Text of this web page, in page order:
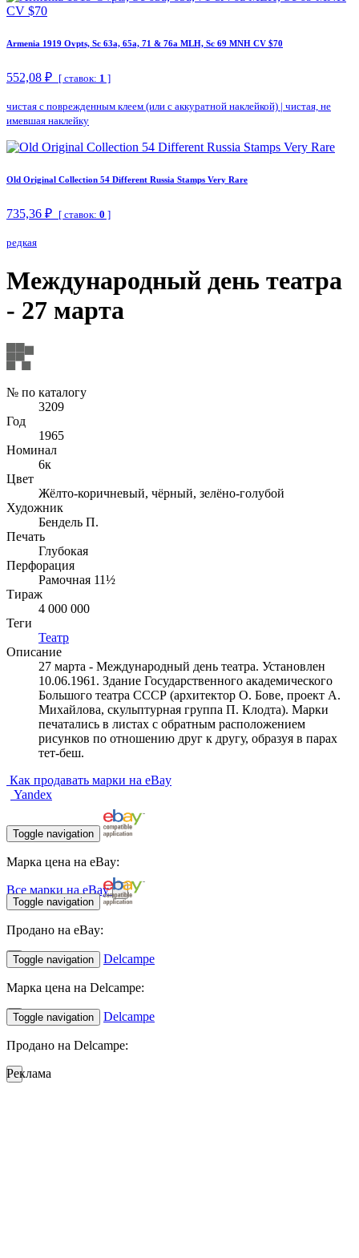
Armenia 1919 Ovpts, Sc 63a, 65a, 71 & 76a MLH, Sc 69 MNH CV $70
552,08 ₽ [ ставок: 1 ]
чистая с поврежденным клеем (или с аккуратной наклейкой) | чистая, не
имевшая наклейку
Old Original Collection 54 Different Russia Stamps Very Rare
735,36 ₽ [ ставок: 0 ]
редкая
Международный день театра
- 27 марта
№ по каталогу
3209
Год
1965
Номинал
6к
Цвет
Жёлто-коричневый, чёрный, зелёно-голубой
Художник
Бендель П.
Печать
Глубокая
Перфорация
Рамочная 11½
Тираж
4 000 000
Теги
Театр
Описание
27 марта - Международный день театра. Установлен
10.06.1961. Здание Государственного академического
Большого театра СССР (архитектор О. Бове, проект А.
Михайлова, скульптурная группа П. Клодта). Марки
печатались в листах с обратным расположением
рисунков по отношению друг к другу, образуя в парах
тет-беш.
Как продавать марки на eBay
Yandex
Toggle navigation
Марка цена на eBay:
Все марки на eBay
Toggle navigation
Продано на eBay:
Toggle navigation Delcampe
Марка цена на Delcampe:
Toggle navigation Delcampe
Продано на Delcampe:
Реклама